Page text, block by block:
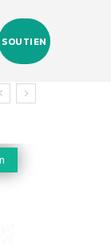
SOUTIEN